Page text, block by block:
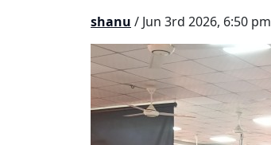
shanu / Jun 3rd 2026, 6:50 pm